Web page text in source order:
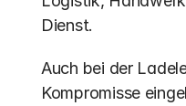
Dienst.
Auch bei der
Kompromisse